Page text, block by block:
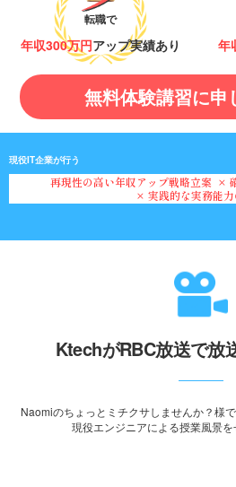
転職で
年収300万円アップ実績あり 年
無料体験講習に
現役IT企業が行う
再現性の高い年収アップ戦略立案 ×
× 実践的な実務能
KtechがRBC放送で放
Naomiのちょっとミチクサしませんか？様
現役エンジニアによる授業風景を